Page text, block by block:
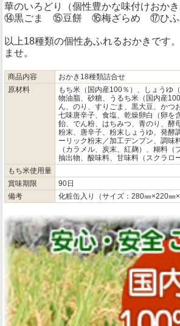
華のいろどり（個性豊かな味付けおか
⑭黒ごま ⑮豆餅 ⑯梅ざらめ ⑰ひ
以上18種類の個性あふれるおかきです
ませ。
商品内容
おかき18種類詰合せ
原材料
もち米（国内産100％）、しょうゆ
物油脂、砂糖、うるち米（国内産
ん、のり、すりごま、黒大豆、かつ
七味唐辛子、食塩、乾燥卵白（卵を
飴、でん粉、はちみつ、青のり、酵
粉末、唐辛子、粉末しょうゆ、発酵
ーリック粉末／加工デンプン、調味
（カラメル、炭末、紅麹）、糊料
抽出物、酸味料、甘味料（スク
もち米使用量
賞味期限
90日
備考
化粧缶入り（サイズ：280㎜×220㎜